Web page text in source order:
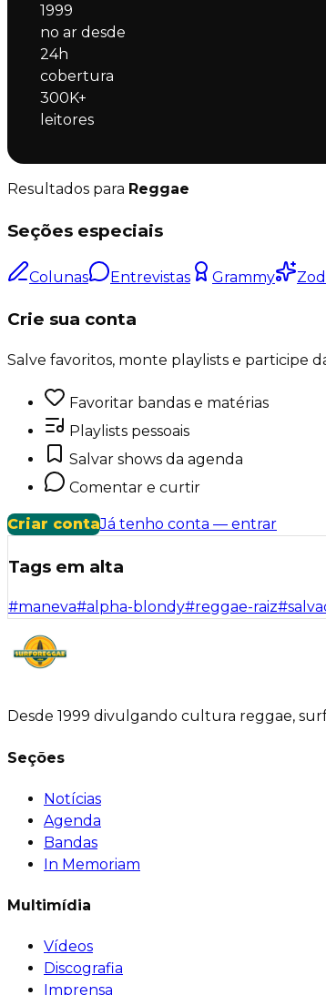
1999
no ar desde
24h
cobertura
300K+
leitores
Resultados para Reggae
Seções especiais
Colunas Entrevistas Grammy
Crie sua conta
Salve favoritos, monte playlists e participe
Favoritar bandas e matérias
Playlists pessoais
Salvar shows da agenda
Comentar e curtir
Criar contaJá tenho conta — entrar
Tags em alta
#maneva#alpha-blondy#reggae-raiz#
Desde 1999 divulgando cultura reggae,
Seções
Notícias
Agenda
Bandas
In Memoriam
Multimídia
Vídeos
Discografia
Imprensa